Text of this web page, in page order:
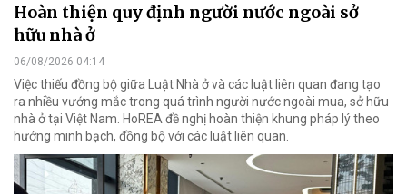
Hoàn thiện quy định người nước ngoài sở
hữu nhà ở
06/08/2026 04:14
Việc thiếu đồng bộ giữa Luật Nhà ở và các luật liên quan đang tạo
ra nhiều vướng mắc trong quá trình người nước ngoài mua, sở hữu
nhà ở tại Việt Nam. HoREA đề nghị hoàn thiện khung pháp lý theo
hướng minh bạch, đồng bộ với các luật liên quan.